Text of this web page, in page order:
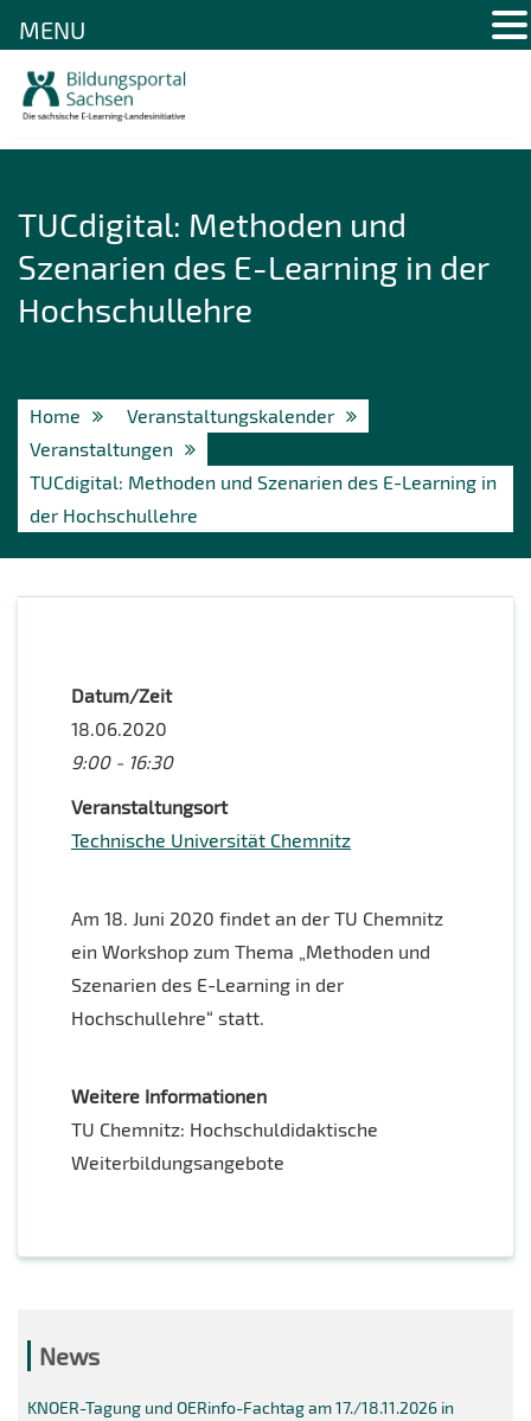
TUCdigital: Methoden und
Szenarien des E-Learning in der
Hochschullehre
Home
Veranstaltungskalender
Veranstaltungen
TUCdigital: Methoden und Szenarien des E-Learning in
der Hochschullehre
Datum/Zeit
18.06.2020
9:00 - 16:30
Veranstaltungsort
Technische Universität Chemnitz
Am 18. Juni 2020 findet an der TU Chemnitz
ein Workshop zum Thema „Methoden und
Szenarien des E-Learning in der
Hochschullehre“ statt.
Weitere Informationen
TU Chemnitz: Hochschuldidaktische
Weiterbildungsangebote
News
KNOER-Tagung und OERinfo-Fachtag am 17./18.11.2026 in
MENU